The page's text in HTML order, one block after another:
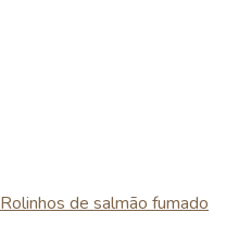
Rolinhos de salmão fumado